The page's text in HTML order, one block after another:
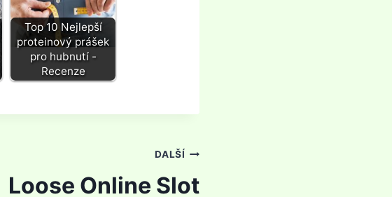
Top 10 Nejlepší
proteinový prášek
pro hubnutí -
Recenze
DALŠÍ
Loose Online Slot